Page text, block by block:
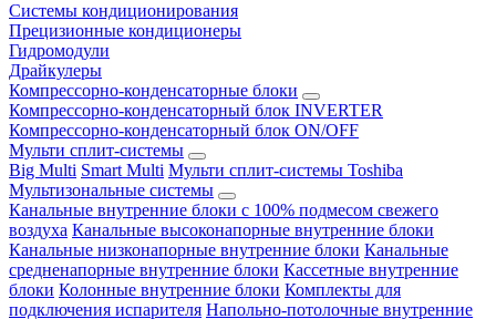
Системы кондиционирования
Прецизионные кондиционеры
Гидромодули
Драйкулеры
Компрессорно-конденсаторные блоки
Компрессорно-конденсаторный блок INVERTER
Компрессорно-конденсаторный блок ON/OFF
Мульти сплит-системы
Big Multi Smart Multi Мульти сплит-системы Toshiba
Мультизональные системы
Канальные внутренние блоки с 100% подмесом свежего
воздуха Канальные высоконапорные внутренние блоки
Канальные низконапорные внутренние блоки Канальные
средненапорные внутренние блоки Кассетные внутренние
блоки Колонные внутренние блоки Комплекты для
подключения испарителя Напольно-потолочные внутренние